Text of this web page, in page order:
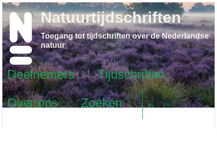
Deelnemers
Tijdschriften
Over ons
Zoeken NL EN
Natuurtijdschriften
Toegang tot tijdschriften over de Nederlandse
natuur